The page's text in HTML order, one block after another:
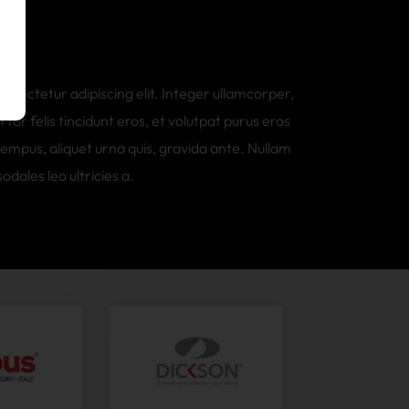
adipiscing elit. Integer ullamcorper,
felis tincidunt eros, et volutpat purus eros
aliquet urna quis, gravida ante. Nullam
leo ultricies a.